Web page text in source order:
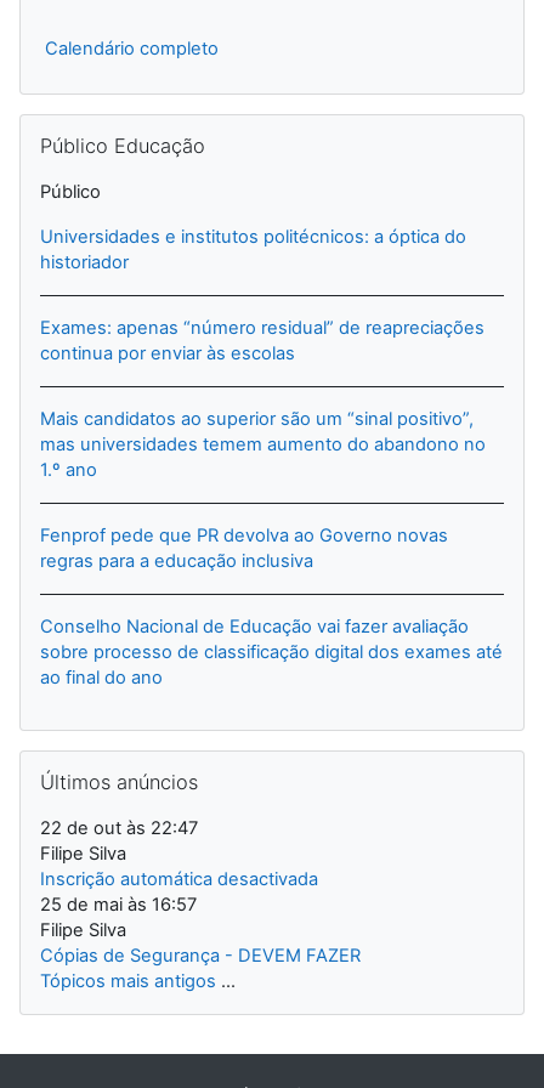
Calendário completo
Público Educação
Público
Universidades e institutos politécnicos: a óptica do
historiador
Exames: apenas “número residual” de reapreciações
continua por enviar às escolas
Mais candidatos ao superior são um “sinal positivo”,
mas universidades temem aumento do abandono no
1.º ano
Fenprof pede que PR devolva ao Governo novas
regras para a educação inclusiva
Conselho Nacional de Educação vai fazer avaliação
sobre processo de classificação digital dos exames até
ao final do ano
Últimos anúncios
22 de out às 22:47
Filipe Silva
Inscrição automática desactivada
25 de mai às 16:57
Filipe Silva
Cópias de Segurança - DEVEM FAZER
Tópicos mais antigos ...